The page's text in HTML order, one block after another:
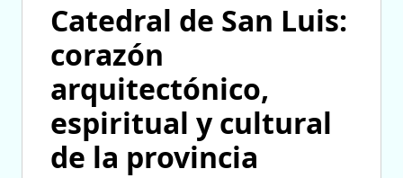
Catedral de San Luis:
corazón
arquitectónico,
espiritual y cultural
de la provincia